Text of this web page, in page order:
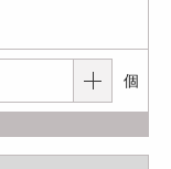
個